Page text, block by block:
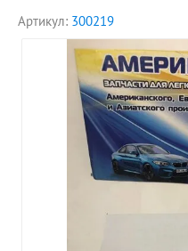
Артикул: 300219